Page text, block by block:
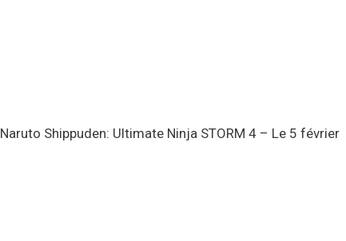
Naruto Shippuden: Ultimate Ninja STORM 4 – Le 5 février